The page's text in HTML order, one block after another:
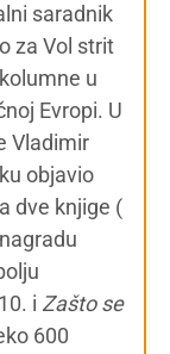
saradnik
za Vol strit
u
Evropi. U
Vladimir
objavio
dve knjige (
i Zašto se
600